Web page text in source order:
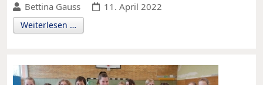
Bettina Gauss 11. April 2022
Weiterlesen …